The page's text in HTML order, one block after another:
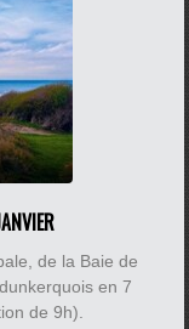
de la Baie de
en 7
de 9h).